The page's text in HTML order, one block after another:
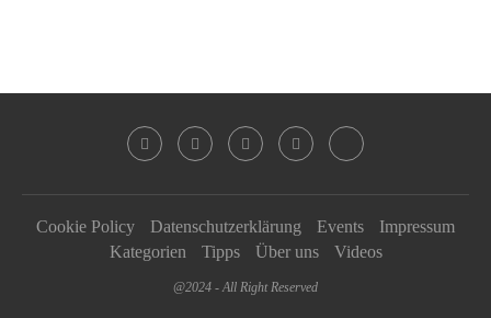
Cookie Policy Datenschutzerklärung Events
Impressum
Kategorien
Tipps Über uns Videos
@2024 - All Right Reserved